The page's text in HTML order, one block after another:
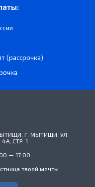
(рассрочка)
Г. МЫТИЩИ, УЛ.
СТР. 1
— 17:00
твоей мечты